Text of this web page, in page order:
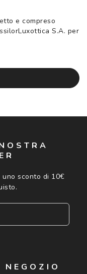
e compreso
S.A. per
sconto di 10€